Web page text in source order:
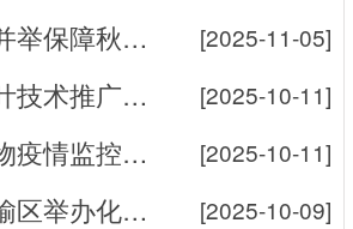
睢宁县多措并举保障秋蚕安全生产取得初步成效 [2025-11-05]
全省花卉茶叶技术推广能力提升培训班在仪征举办 [2025-10-11]
全省重大植物疫情监控技术交流暨新增补农业专职植物检疫员培训在苏州... [2025-10-11]
连云港市赣榆区举办化肥减量增效绿色高效施肥技术培训观摩班 [2025-10-09]